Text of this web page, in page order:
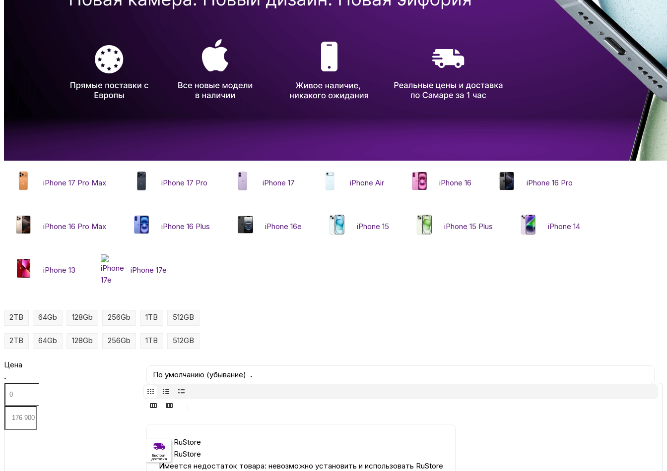
Для дома и дачи
Для домашних питомцев
Умный дом и безопасность
Подарочные сертификаты
Аудио
iPhone 17 Pro Max iPhone 17 Pro iPhone 17 iPhone Air iPhone 16 iPhone 16 Pro
iPhone 16 Pro Max iPhone 16 Plus iPhone 16e iPhone 15 iPhone 15 Plus iPhone 14
iPhone 13 iPhone 17e
2TB 64Gb 128Gb 256Gb 1TB 512GB
2TB 64Gb 128Gb 256Gb 1TB 512GB
По умолчанию (убывание)
Без RuStore
Без RuStore
Имеется недостаток товара: невозможно установить и использовать RuStore
Быстрая
доставка
Цена